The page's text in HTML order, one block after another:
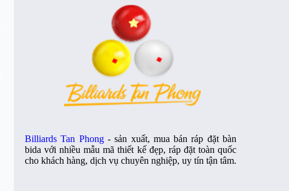
Billiards Tan Phong- sản xuất, mua bán ráp đặt bàn
bida với nhiều mẫu mã thiết kế đẹp, ráp đặt toàn quốc
cho khách hàng, dịch vụ chuyên nghiệp, uy tín tận tâm.